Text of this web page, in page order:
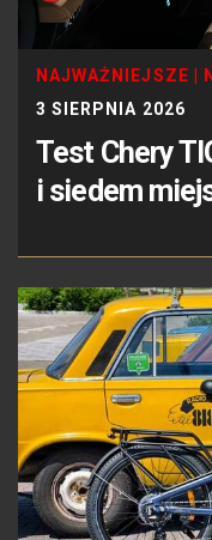
NAJWAŻNIEJSZE
3 SIERPNIA 2026
Test Chery
i siedem